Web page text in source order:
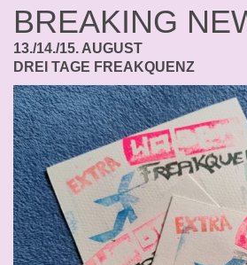
BREAKING
13./14./15. AUGUST
DREI TAGE FREAKQUENZ